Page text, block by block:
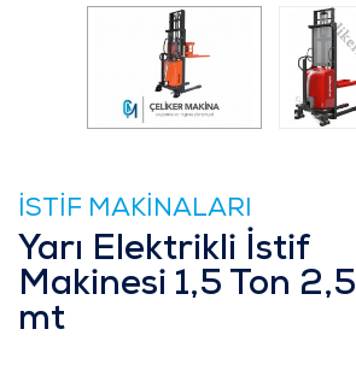
İSTİF MAKİNALARI
Yarı Elektrikli İstif
Makinesi 1,5 Ton 2,5
mt